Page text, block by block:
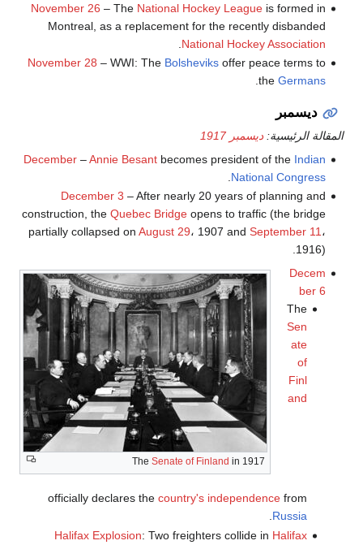
November 26 – The National Hockey Leagueis formed in
Montreal, as a replacement for the recently disbanded
National Hockey Association
November 28 – WWI: The Bolsheviksoffer peace terms to
the Germans
ديسمبر
المقالة الرئيسية: ديسمبر 1917
December–Annie Besantbecomes president of the Indian
National Congress
December 3 – After nearly 20 years of planning and
construction, the Quebec Bridgeopens to traffic (the bridge
partially collapsed on August 29، 1907 and September 11 ،
1916).
The Senate of Finland in 1917
Decem
ber 6
The
Sen
ate
of
Finl
and
officially declares thecountry's independence from
Russia
.
Halifax Explosion: Two freighters collide in Halifax